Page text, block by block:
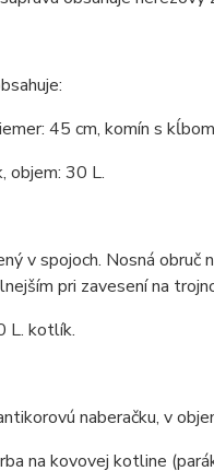
45 cm, komín s
objem: 30 L.
v spojoch. Nosná obruč
pri zavesení na
L. kotlík.
naberačku, v
na kovovej kotline